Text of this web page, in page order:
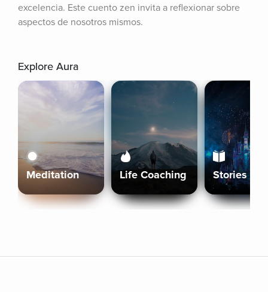
excelencia. Este cuento zen invita a reflexionar sobre
aspectos de nosotros mismos.
Explore Aura
Meditation Life Coaching Stories